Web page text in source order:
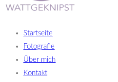
Startseite
Fotografie
Über mich
Kontakt